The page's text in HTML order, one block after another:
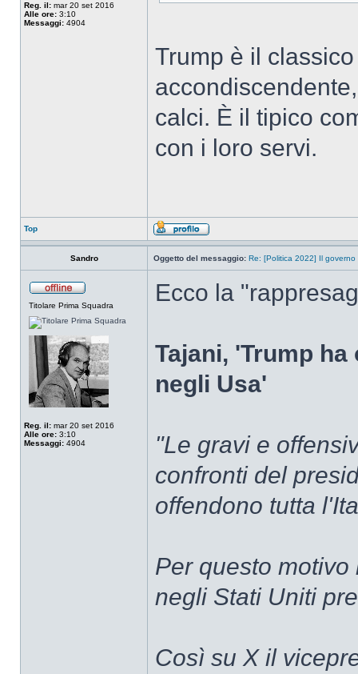
Reg. il: mar 20 set 2016
Alle ore: 3:10
Messaggi: 4904
Trump è il
calci. È il tipico
con i loro servi.
Top
Sandro Oggetto del messaggio: Re: [Politica 2022] Il governo
Titolare Prima Squadra
Reg. il: mar 20 set 2016
Alle ore: 3:10
Messaggi: 4904
Ecco la
Tajani, 'Trump
negli Usa'
"Le gravi e
confronti del
offendono tutta
Per questo
negli Stati Uniti
Così su X il